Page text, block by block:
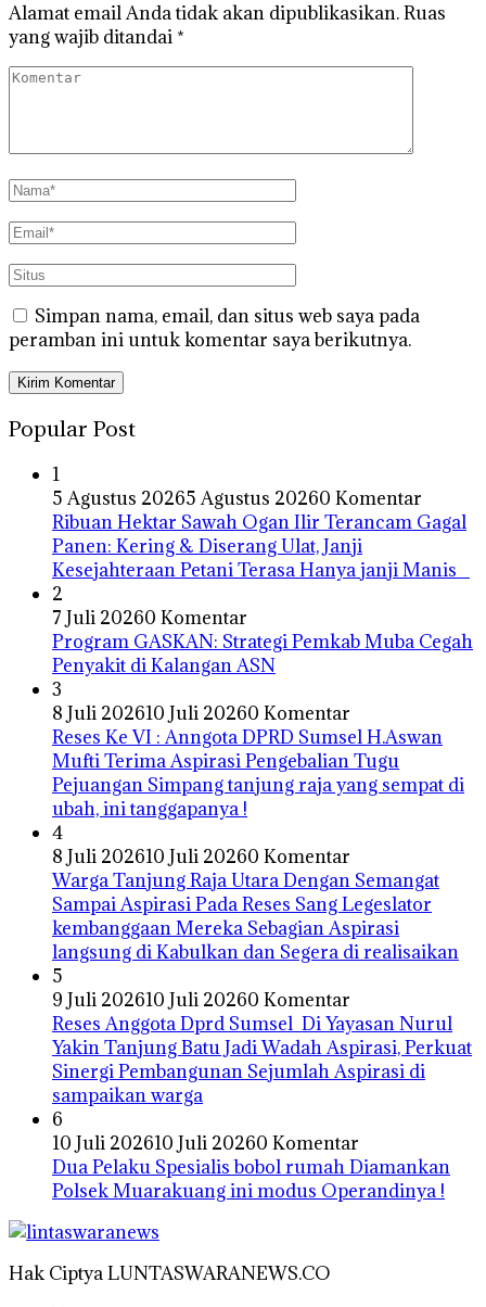
Alamat email Anda tidak akan dipublikasikan.Ruas
yang wajib ditandai *
Simpan nama, email, dan situs web saya pada
peramban ini untuk komentar saya berikutnya.
Popular Post
1
5 Agustus 20265 Agustus 20260 Komentar
Ribuan Hektar Sawah Ogan Ilir Terancam Gagal
Panen: Kering & Diserang Ulat, Janji
Kesejahteraan Petani Terasa Hanya janji Manis
2
7 Juli 20260 Komentar
Program GASKAN: Strategi Pemkab Muba Cegah
Penyakit di Kalangan ASN
3
8 Juli 202610 Juli 20260 Komentar
Reses Ke VI : Anngota DPRD Sumsel H.Aswan
Mufti Terima Aspirasi Pengebalian Tugu
Pejuangan Simpang tanjung raja yang sempat di
ubah, ini tanggapanya !
4
8 Juli 202610 Juli 20260 Komentar
Warga Tanjung Raja Utara Dengan Semangat
Sampai Aspirasi Pada Reses Sang Legeslator
kembanggaan Mereka Sebagian Aspirasi
langsung di Kabulkan dan Segera di realisaikan
5
9 Juli 202610 Juli 20260 Komentar
Reses Anggota Dprd Sumsel Di Yayasan Nurul
Yakin Tanjung Batu Jadi Wadah Aspirasi, Perkuat
Sinergi Pembangunan Sejumlah Aspirasi di
sampaikan warga
6
10 Juli 202610 Juli 20260 Komentar
Dua Pelaku Spesialis bobol rumah Diamankan
Polsek Muarakuang ini modus Operandinya !
Hak Ciptya LUNTASWARANEWS.CO